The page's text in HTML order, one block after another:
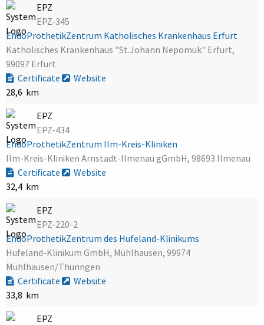
EPZ
EPZ-345
EndoProthetikZentrum Katholisches Krankenhaus Erfurt
Katholisches Krankenhaus "St.Johann Nepomuk" Erfurt,
99097 Erfurt
Certificate
Website
28,6 km
EPZ
EPZ-434
EndoProthetikZentrum Ilm-Kreis-Kliniken
Ilm-Kreis-Kliniken Arnstadt-Ilmenau gGmbH, 98693 Ilmenau
Certificate
Website
32,4 km
EPZ
EPZ-220-2
EndoProthetikZentrum des Hufeland-Klinikums
Hufeland-Klinikum GmbH, Mühlhausen, 99974
Mühlhausen/Thüringen
Certificate
Website
33,8 km
EPZ